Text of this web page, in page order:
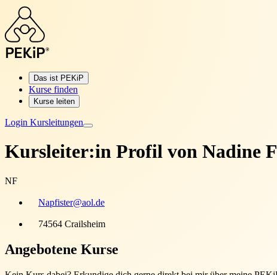
Das ist PEKiP
Kurse finden
Kurse leiten
Login Kursleitungen
Kursleiter:in Profil von Nadine
NF
Napfister@aol.de
74564 Crailsheim
Angebotene Kurse